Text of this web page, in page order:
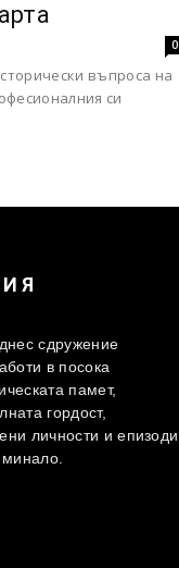
0
въпроса на
си
сдружение
в посока
памет,
гордост,
личности и епизоди